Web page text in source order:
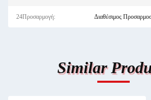
24Προσαρμογή: Διαθέσιμος
Similar